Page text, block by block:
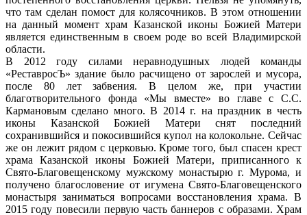
что там сделан помост для колясочников. В этом отношении
на данный момент храм Казанской иконы Божией Матери
является единственным в своем роде во всей Владимирской
области.
В 2012 году силами неравнодушных людей команды
«РеставросЪ» здание было расчищено от зарослей и мусора,
после 80 лет забвения. В целом же, при участии
благотворительного фонда «Мы вместе» во главе с С.С.
Кармановым сделано много. В 2014 г. на праздник в честь
иконы Казанской Божией Матери снят последний
сохранившийся и покосившийся купол на колокольне. Сейчас
же он лежит рядом с церковью. Кроме того, был спасен крест
храма Казанской иконы Божией Матери, приписанного к
Свято-Благовещенскому мужскому монастырю г. Мурома, и
получено благословение от игумена Свято-Благовещенского
монастыря заниматься вопросами восстановления храма. В
2015 году повесили первую часть баннеров с образами. Храм